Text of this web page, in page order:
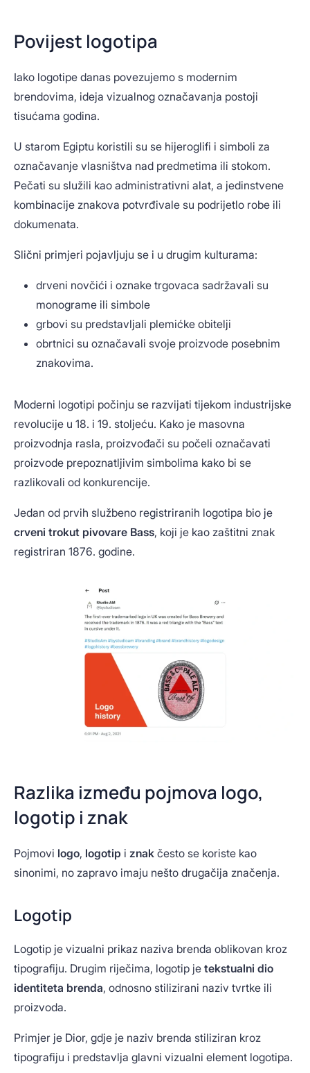
Povijest logotipa
Iako logotipe danas povezujemo s modernim
brendovima, ideja vizualnog označavanja postoji
tisućama godina.
U starom Egiptu koristili su se hijeroglifi i simboli za
označavanje vlasništva nad predmetima ili stokom.
Pečati su služili kao administrativni alat, a jedinstvene
kombinacije znakova potvrđivale su podrijetlo robe ili
dokumenata.
Slični primjeri pojavljuju se i u drugim kulturama:
drveni novčići i oznake trgovaca sadržavali su
monograme ili simbole
grbovi su predstavljali plemićke obitelji
obrtnici su označavali svoje proizvode posebnim
znakovima.
Moderni logotipi počinju se razvijati tijekom industrijske
revolucije u 18. i 19. stoljeću. Kako je masovna
proizvodnja rasla, proizvođači su počeli označavati
proizvode prepoznatljivim simbolima kako bi se
razlikovali od konkurencije.
Jedan od prvih službeno registriranih logotipa bio je
crveni trokut pivovare Bass, koji je kao zaštitni znak
registriran 1876. godine.
Razlika između pojmova logo,
logotip i znak
Pojmovi logo, logotip i znak često se koriste kao
sinonimi, no zapravo imaju nešto drugačija značenja.
Logotip
Logotip je vizualni prikaz naziva brenda oblikovan kroz
tipografiju. Drugim riječima, logotip je tekstualni dio
identiteta brenda, odnosno stilizirani naziv tvrtke ili
proizvoda.
Primjer je Dior, gdje je naziv brenda stiliziran kroz
tipografiju i predstavlja glavni vizualni element logotipa.